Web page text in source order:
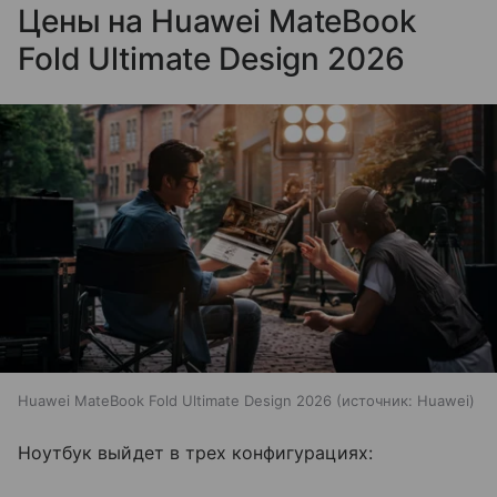
Цены на Huawei MateBook
Fold Ultimate Design 2026
Huawei MateBook Fold Ultimate Design 2026 источник: Huawei
Ноутбук выйдет в трех конфигурациях: